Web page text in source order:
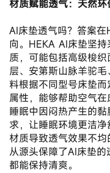
材质赋能透气：天然
AI床垫透气吗？答案
向。HEKA AI床垫坚
质，可能包括高级梭
层、安第斯山脉羊驼
料根据不同型号床垫
属性，能够帮助空气
睡眠中因闷热产生的
求，让睡眠环境更洁
材质导致透气效果不均
从源头保障了AI床垫
都能保持清爽。